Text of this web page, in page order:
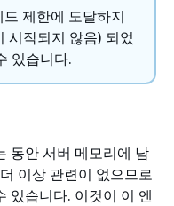
제한에 도달하지
시작되지 않음) 되었
있습니다.
동안 서버 메모리에 남
이상 관련이 없으므로
있습니다. 이것이 이 엔